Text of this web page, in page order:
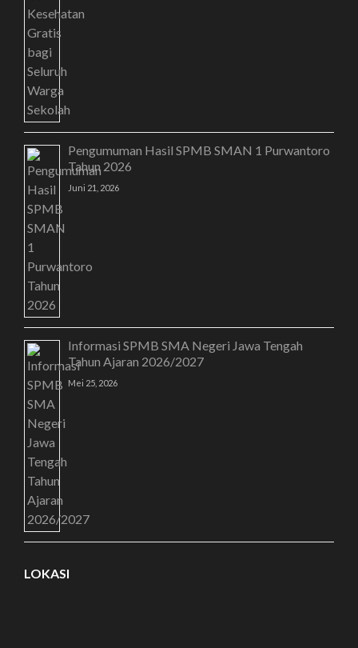
Pengumuman Hasil SPMB SMAN 1 Purwantoro
Tahun 2026
Juni 21, 2026
Informasi SPMB SMA Negeri Jawa Tengah
Tahun Ajaran 2026/2027
Mei 25, 2026
LOKASI